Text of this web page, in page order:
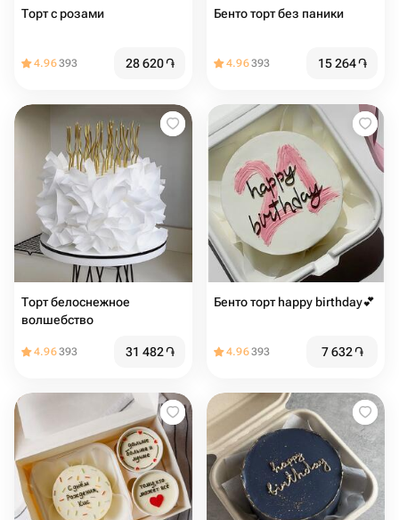
Торт с розами
4.96393 28 620֏
Бенто торт без паники
4.96393 15 264֏
Торт белоснежное
волшебство
4.96393 31 482֏
Бенто торт happy birthday💕
4.96393 7 632֏